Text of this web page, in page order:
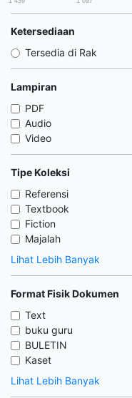
Ketersediaan
Tersedia di Rak
Lampiran
PDF
Audio
Video
Tipe Koleksi
Referensi
Textbook
Fiction
Majalah
Lihat Lebih Banyak
Format Fisik Dokumen
Text
buku guru
BULETIN
Kaset
Lihat Lebih Banyak